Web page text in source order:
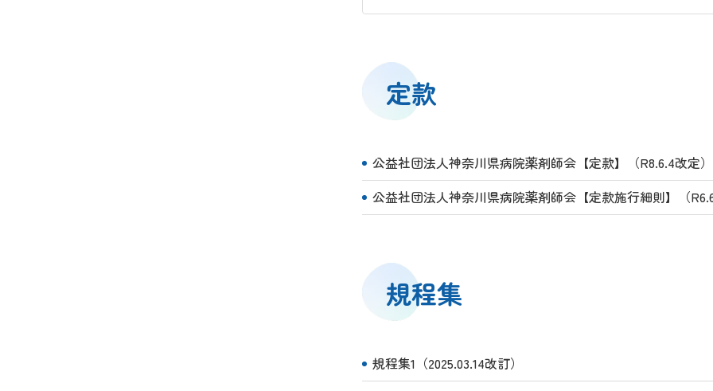
定款
公益社団法人神奈川県病院薬剤師会【定款】（R8.6.4改定）
公益社団法人神奈川県病院薬剤師会【定款施行細則】（
規程集
規程集1（2025.03.14改訂）